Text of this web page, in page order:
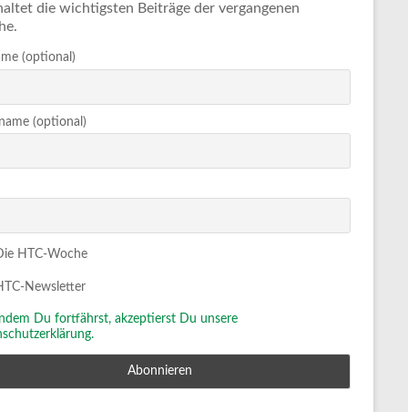
die wichtigsten Beiträge der vergangenen
(optional)
(optional)
HTC-Woche
Newsletter
Indem Du fortfährst, akzeptierst Du unsere